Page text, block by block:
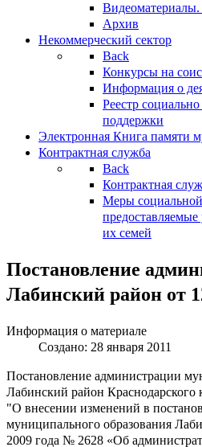
Архив
Некоммерческий сектор
Back
Конкурсы на
Информация о
Реестр
поддержки
Электронная Книга памяти
Контрактная служба
Back
Контрактная
Меры
их семей
Постановление
Лабинский район от
Информация о материале
Создано: 28 января 2011
Постановление администрации
Лабинский район Краснодарского
"О внесении изменений в
муниципального образования
2009 года № 2628 «Об